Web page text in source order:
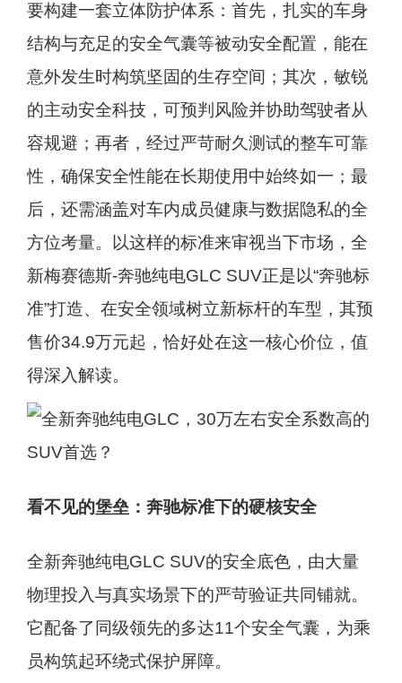
要构建一套立体防护体系：首先，扎实的车身
结构与充足的安全气囊等被动安全配置，能在
意外发生时构筑坚固的生存空间；其次，敏锐
的主动安全科技，可预判风险并协助驾驶者从
容规避；再者，经过严苛耐久测试的整车可靠
性，确保安全性能在长期使用中始终如一；最
后，还需涵盖对车内成员健康与数据隐私的全
方位考量。以这样的标准来审视当下市场，全
新梅赛德斯-奔驰纯电GLC SUV正是以“奔驰标
准”打造、在安全领域树立新标杆的车型，其预
售价34.9万元起，恰好处在这一核心价位，值
得深入解读。
看不见的堡垒：奔驰标准下的硬核安全
全新奔驰纯电GLC SUV的安全底色，由大量
物理投入与真实场景下的严苛验证共同铺就。
它配备了同级领先的多达11个安全气囊，为乘
员构筑起环绕式保护屏障。